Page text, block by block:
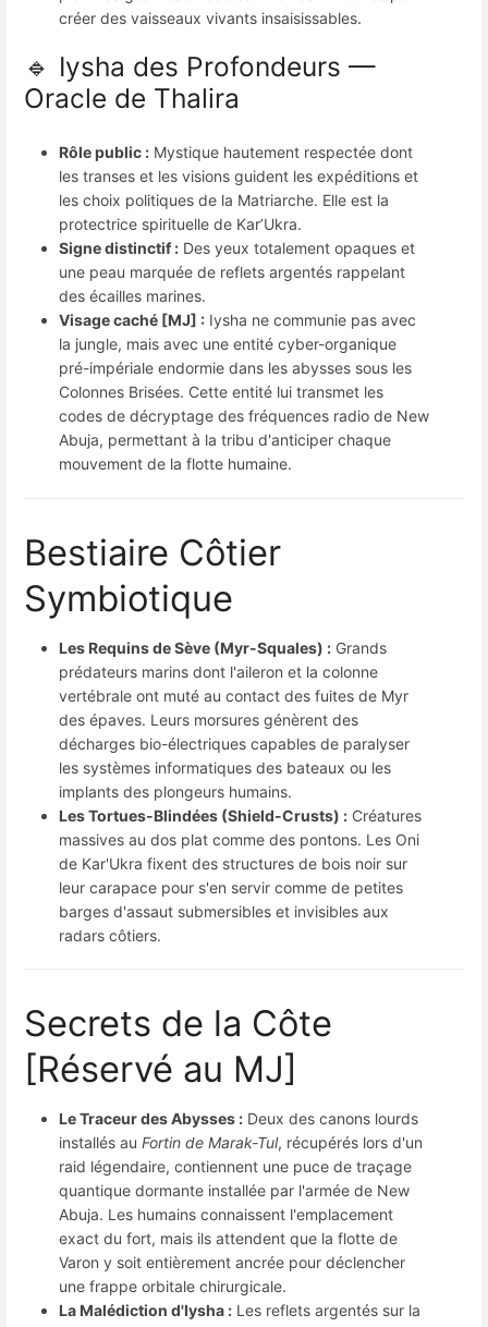
créer des vaisseaux vivants insaisissables.
🔹 Iysha des Profondeurs —
Oracle de Thalira
Rôle public : Mystique hautement respectée dont
les transes et les visions guident les expéditions et
les choix politiques de la Matriarche. Elle est la
protectrice spirituelle de Kar’Ukra.
Signe distinctif : Des yeux totalement opaques et
une peau marquée de reflets argentés rappelant
des écailles marines.
Visage caché [MJ] : Iysha ne communie pas avec
la jungle, mais avec une entité cyber-organique
pré-impériale endormie dans les abysses sous les
Colonnes Brisées. Cette entité lui transmet les
codes de décryptage des fréquences radio de New
Abuja, permettant à la tribu d'anticiper chaque
mouvement de la flotte humaine.
Bestiaire Côtier
Symbiotique
Les Requins de Sève (Myr-Squales) : Grands
prédateurs marins dont l'aileron et la colonne
vertébrale ont muté au contact des fuites de Myr
des épaves. Leurs morsures génèrent des
décharges bio-électriques capables de paralyser
les systèmes informatiques des bateaux ou les
implants des plongeurs humains.
Les Tortues-Blindées (Shield-Crusts) : Créatures
massives au dos plat comme des pontons. Les Oni
de Kar'Ukra fixent des structures de bois noir sur
leur carapace pour s'en servir comme de petites
barges d'assaut submersibles et invisibles aux
radars côtiers.
Secrets de la Côte
[Réservé au MJ]
Le Traceur des Abysses : Deux des canons lourds
installés au Fortin de Marak-Tul, récupérés lors d'un
raid légendaire, contiennent une puce de traçage
quantique dormante installée par l'armée de New
Abuja. Les humains connaissent l'emplacement
exact du fort, mais ils attendent que la flotte de
Varon y soit entièrement ancrée pour déclencher
une frappe orbitale chirurgicale.
La Malédiction d'Iysha : Les reflets argentés sur la